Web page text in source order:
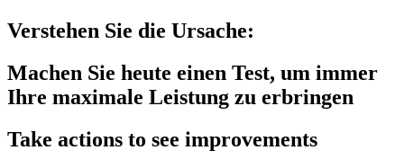
Verstehen Sie die Ursache:
Machen Sie heute einen Test, um immer
Ihre maximale Leistung zu erbringen
Take actions to see improvements